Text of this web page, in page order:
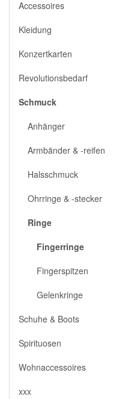
Accessoires
Kleidung
Konzertkarten
Revolutionsbedarf
Schmuck
Anhänger
Armbänder & -reifen
Halsschmuck
Ohrringe & -stecker
Ringe
Fingerringe
Fingerspitzen
Gelenkringe
Schuhe & Boots
Spirituosen
Wohnaccessoires
xxx